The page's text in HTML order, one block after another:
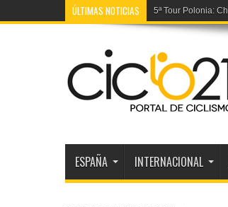
ÚLTIMAS NOTICIAS 5ª Tour Polonia:
4ª Vuelta Burgos:
ESPAÑA INTERNACIONAL